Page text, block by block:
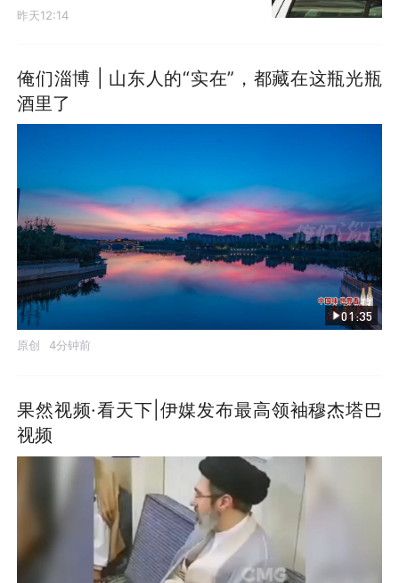
昨天12:14
俺们淄博 | 山东人的“实在”，都藏在这瓶光瓶
酒里了
01:35
原创 4分钟前
果然视频·看天下|伊媒发布最高领袖穆杰塔巴
视频